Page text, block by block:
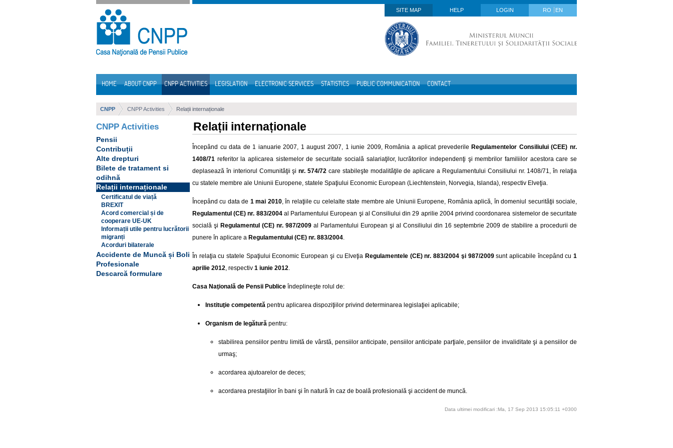
Skip to Content
SITE MAP
HELP LOGIN RO EN
HOME ABOUT CNPP CNPP ACTIVITIES LEGISLATION ELECTRONIC SERVICES STATISTICS PUBLIC COMMUNICATION CONTACT
CNPP CNPP Activities Relații internaționale
CNPP Activities
Pensii
Contribuții
Alte drepturi
Bilete de tratament si
odihnă
Relații internaționale
Certificatul de viață
BREXIT
Acord comercial și de
cooperare UE-UK
Informații utile pentru lucrătorii
migranți
Acorduri bilaterale
Accidente de Muncă și Boli
Profesionale
Descarcă formulare
Relații internaționale
Începând cu data de 1 ianuarie 2007, 1 august 2007, 1 iunie 2009, România a aplicat prevederileRegulamentelor Consiliului (CEE) nr.
1408/71 referitor la aplicarea sistemelor de securitate socială salariaţilor, lucrătorilor independenţi şi membrilor familiilor acestora care se
deplasează în interiorul Comunităţii şinr. 574/72 care stabileşte modalităţile de aplicare a Regulamentului Consiliului nr. 1408/71, în relaţia
cu statele membre ale Uniunii Europene, statele Spaţiului Economic European (Liechtenstein, Norvegia, Islanda), respectiv Elveţia.
Începând cu data de 1 mai 2010, în relaţiile cu celelalte state membre ale Uniunii Europene, România aplică, în domeniul securităţii sociale,
Regulamentul (CE) nr. 883/2004al Parlamentului European şi al Consiliului din 29 aprilie 2004 privind coordonarea sistemelor de securitate
socială şi Regulamentul (CE) nr. 987/2009 al Parlamentului European şi al Consiliului din 16 septembrie 2009 de stabilire a procedurii de
punere în aplicare a Regulamentului (CE) nr. 883/2004
În relaţia cu statele Spaţiului Economic European şi cu Elveţia Regulamentele (CE) nr. 883/2004 şi 987/2009sunt aplicabile începând cu1
aprilie 2012 , respectiv 1 iunie 2012
Casa Naţională de Pensii Publice îndeplineşte rolul de:
Instituţie competentă pentru aplicarea dispoziţiilor privind determinarea legislaţiei aplicabile;
Organism de legătură pentru:
stabilirea pensiilor pentru limită de vârstă, pensiilor anticipate, pensiilor anticipate parţiale, pensiilor de invaliditate şi a pensiilor de
urmaş;
acordarea ajutoarelor de deces;
acordarea prestaţiilor în bani şi în natură în caz de boală profesională şi accident de muncă.
Data ultimei modificari :Ma, 17 Sep 2013 15:05:11 +0300